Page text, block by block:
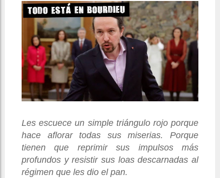
Les escuece un simple triángulo rojo porque
hace aflorar todas sus miserias. Porque
tienen que reprimir sus impulsos más
profundos y resistir sus loas descarnadas al
régimen que les dio el pan.